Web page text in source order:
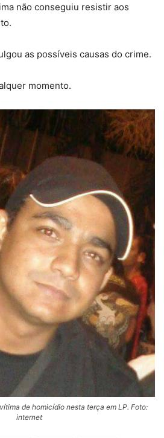
não conseguiu resistir aos
as possíveis causas do crime.
momento.
de homicídio nesta terça em LP. Foto:
internet